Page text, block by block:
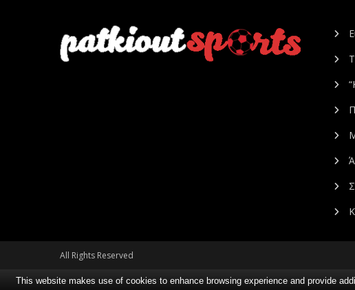
All Rights Reserved
This website makes use of cookies to enhance browsing experience and provide